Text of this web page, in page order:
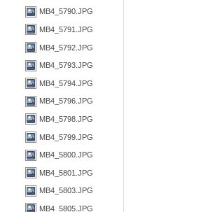
MB4_5790.JPG
MB4_5791.JPG
MB4_5792.JPG
MB4_5793.JPG
MB4_5794.JPG
MB4_5796.JPG
MB4_5798.JPG
MB4_5799.JPG
MB4_5800.JPG
MB4_5801.JPG
MB4_5803.JPG
MB4_5805.JPG